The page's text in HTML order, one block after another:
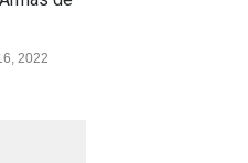
2022